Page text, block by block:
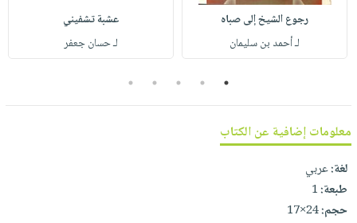
صابون
أطفال
مناسبات
فيديوهات
أسئلة
يتكرر
خدمات
نيل
وفرات
انشر
كتابك
الإصدارات
رجوع الشيخ إلى صباه
لـ أحمد بن سليمان
عشبة تشفيني
لـ حسان جعفر
1
2
3
4
5
معلومات إضافية عن الكتاب
لغة:عربي
طبعة:1
حجم:24×17